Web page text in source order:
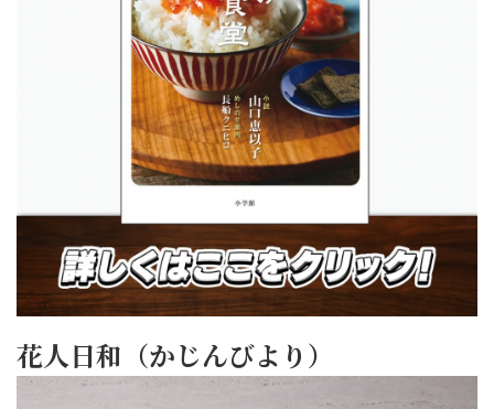
花人日和（かじんびより）